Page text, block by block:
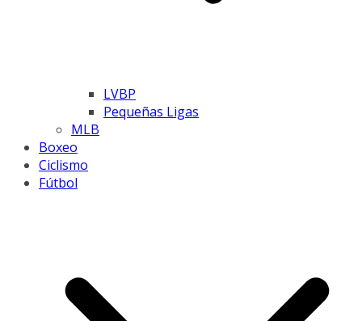
LVBP
Pequeñas Ligas
MLB
Boxeo
Ciclismo
Fútbol